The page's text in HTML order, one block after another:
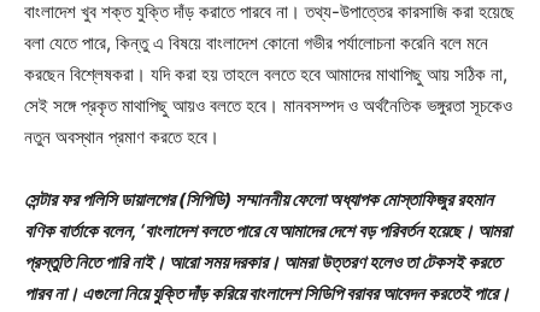
বাংলাদেশ খুব শক্ত যুক্তি দাঁড় করাতে পারবে না। তথ্য-উপাত্তের কারসাজি করা হয়েছে
বলা যেতে পারে, কিন্তু এ বিষয়ে বাংলাদেশ কোনো গভীর পর্যালোচনা করেনি বলে মনে
করছেন বিশ্লেষকরা। যদি করা হয় তাহলে বলতে হবে আমাদের মাথাপিছু আয় সঠিক না,
সেই সঙ্গে প্রকৃত মাথাপিছু আয়ও বলতে হবে। মানবসম্পদ ও অর্থনৈতিক ভঙ্গুরতা সূচকেও
নতুন অবস্থান প্রমাণ করতে হবে।
সেন্টার ফর পলিসি ডায়ালগের (সিপিডি) সম্মাননীয় ফেলো অধ্যাপক মোস্তাফিজুর রহমান
বণিক বার্তাকে বলেন, ‘বাংলাদেশ বলতে পারে যে আমাদের দেশে বড় পরিবর্তন হয়েছে। আমরা
প্রস্তুতি নিতে পারি নাই। আরো সময় দরকার। আমরা উত্তরণ হলেও তা টেকসই করতে
পারব না। এগুলো নিয়ে যুক্তি দাঁড় করিয়ে বাংলাদেশ সিডিপি বরাবর আবেদন করতেই পারে।